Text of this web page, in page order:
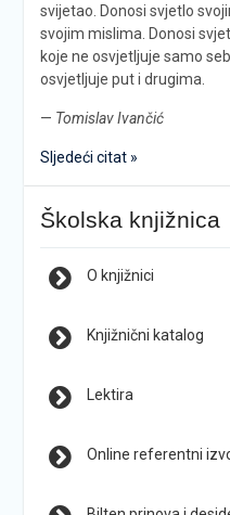
svijetao. Donosi svjetlo
svojim mislima. Donosi
koje ne osvjetljuje samo
osvjetljuje put i drugima.
— Tomislav Ivančić
Sljedeći citat »
Školska knjižnica
O knjižnici
Knjižnični katalog
Lektira
Online referentni